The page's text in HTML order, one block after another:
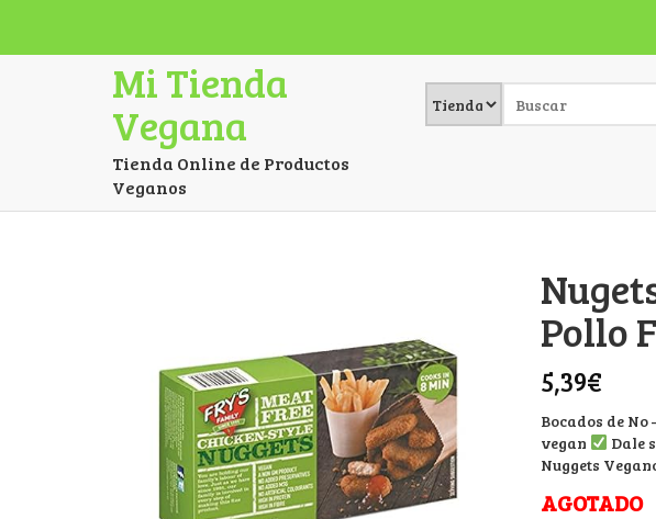
Mi Tienda
Vegana
Tienda Online de Productos
Veganos
Pollo
5,39€
Bocados de No
vegan
Dale
Nuggets
AGOTADO